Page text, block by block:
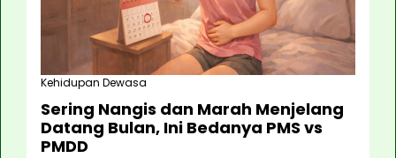
Kehidupan Dewasa
Sering Nangis dan Marah Menjelang
Datang Bulan, Ini Bedanya PMS vs
PMDD